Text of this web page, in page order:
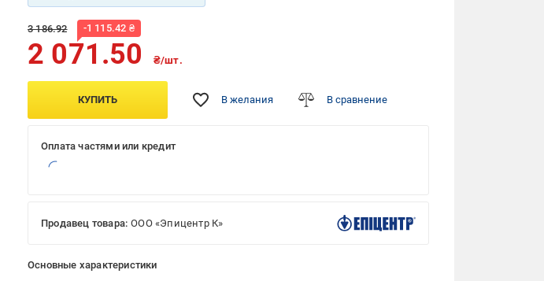
3 186.92 -1 115.42 ₴
2 071.50 ₴/шт.
КУПИТЬ В желания В сравнение
Оплата частями или кредит
Продавец товара: ООО «Эпицентр К»
Основные характеристики